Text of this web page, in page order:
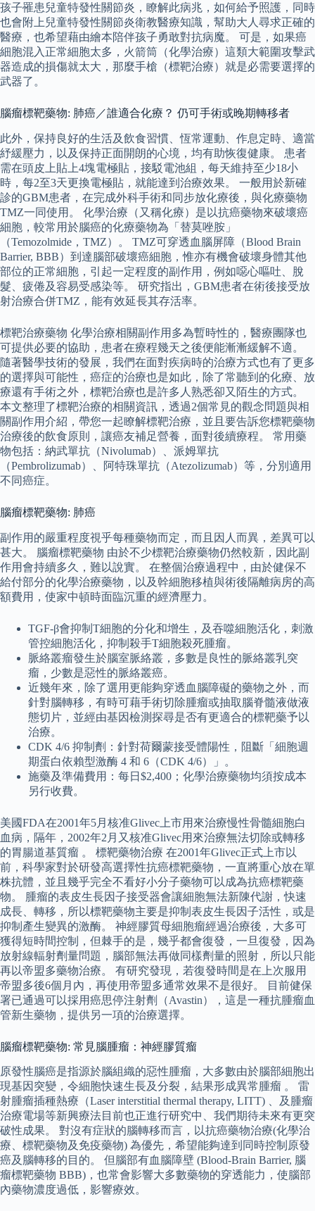
孩子罹患兒童特發性關節炎，瞭解此病兆，如何給予照護，同時
也會附上兒童特發性關節炎衛教醫療知識，幫助大人尋求正確的
醫療，也希望藉由繪本陪伴孩子勇敢對抗病魔。 可是，如果癌
細胞混入正常細胞太多，火箭筒（化學治療）這類大範圍攻擊武
器造成的損傷就太大，那麼手槍（標靶治療）就是必需要選擇的
武器了。
腦瘤標靶藥物: 肺癌／誰適合化療？ 仍可手術或晚期轉移者
此外，保持良好的生活及飲食習慣、恆常運動、作息定時、適當
紓緩壓力，以及保持正面開朗的心境，均有助恢復健康。 患者
需在頭皮上貼上4塊電極貼，接駁電池組，每天維持至少18小
時，每2至3天更換電極貼，就能達到治療效果。 一般用於新確
診的GBM患者，在完成外科手術和同步放化療後，與化療藥物
TMZ一同使用。 化學治療（又稱化療）是以抗癌藥物來破壞癌
細胞，較常用於腦癌的化療藥物為「替莫唑胺」
（Temozolmide，TMZ）。 TMZ可穿透血腦屏障（Blood Brain
Barrier, BBB）到達腦部破壞癌細胞，惟亦有機會破壞身體其他
部位的正常細胞，引起一定程度的副作用，例如噁心嘔吐、脫
髮、疲倦及容易受感染等。 研究指出，GBM患者在術後接受放
射治療合併TMZ，能有效延長其存活率。
標靶治療藥物 化學治療相關副作用多為暫時性的，醫療團隊也
可提供必要的協助，患者在療程幾天之後便能漸漸緩解不適。
隨著醫學技術的發展，我們在面對疾病時的治療方式也有了更多
的選擇與可能性，癌症的治療也是如此，除了常聽到的化療、放
療還有手術之外，標靶治療也是許多人熟悉卻又陌生的方式。
本文整理了標靶治療的相關資訊，透過2個常見的觀念問題與相
關副作用介紹，帶您一起瞭解標靶治療，並且要告訴您標靶藥物
治療後的飲食原則，讓癌友補足營養，面對後續療程。 常用藥
物包括：納武單抗（Nivolumab）、派姆單抗
（Pembrolizumab）、阿特珠單抗（Atezolizumab）等，分別適用
不同癌症。
腦瘤標靶藥物: 肺癌
副作用的嚴重程度視乎每種藥物而定，而且因人而異，差異可以
甚大。 腦瘤標靶藥物 由於不少標靶治療藥物仍然較新，因此副
作用會持續多久，難以說實。 在整個治療過程中，由於健保不
給付部分的化學治療藥物，以及幹細胞移植與術後隔離病房的高
額費用，使家中頓時面臨沉重的經濟壓力。
TGF-β會抑制T細胞的分化和增生，及吞噬細胞活化，刺激
管控細胞活化，抑制殺手T細胞殺死腫瘤。
脈絡叢瘤發生於腦室脈絡叢，多數是良性的脈絡叢乳突
瘤，少數是惡性的脈絡叢癌。
近幾年來，除了選用更能夠穿透血腦障礙的藥物之外，而
針對腦轉移，有時可藉手術切除腫瘤或抽取腦脊髓液做液
態切片，並經由基因檢測探尋是否有更適合的標靶藥予以
治療。
CDK 4/6 抑制劑：針對荷爾蒙接受體陽性，阻斷「細胞週
期蛋白依賴型激酶 4 和 6（CDK 4/6）」。
施藥及準備費用：每日$2,400；化學治療藥物均須按成本
另行收費。
美國FDA在2001年5月核准Glivec上市用來治療慢性骨髓細胞白
血病，隔年，2002年2月又核准Glivec用來治療無法切除或轉移
的胃腸道基質瘤 。 標靶藥物治療 在2001年Glivec正式上市以
前，科學家對於研發高選擇性抗癌標靶藥物，一直將重心放在單
株抗體，並且幾乎完全不看好小分子藥物可以成為抗癌標靶藥
物。 腫瘤的表皮生長因子接受器會讓細胞無法新陳代謝，快速
成長、轉移，所以標靶藥物主要是抑制表皮生長因子活性，或是
抑制產生變異的激酶。 神經膠質母細胞瘤經過治療後，大多可
獲得短時間控制，但棘手的是，幾乎都會復發，一旦復發，因為
放射線輻射劑量問題，腦部無法再做同樣劑量的照射，所以只能
再以帝盟多藥物治療。 有研究發現，若復發時間是在上次服用
帝盟多後6個月內，再使用帝盟多通常效果不是很好。 目前健保
署已通過可以採用癌思停注射劑（Avastin），這是一種抗腫瘤血
管新生藥物，提供另一項的治療選擇。
腦瘤標靶藥物: 常見腦腫瘤：神經膠質瘤
原發性腦癌是指源於腦組織的惡性腫瘤，大多數由於腦部細胞出
現基因突變，令細胞快速生長及分裂，結果形成異常腫瘤 。 雷
射腫瘤插種熱療（Laser interstitial thermal therapy, LITT) 、及腫瘤
治療電場等新興療法目前也正進行研究中、我們期待未來有更突
破性成果。 對沒有症狀的腦轉移而言，以抗癌藥物治療(化學治
療、標靶藥物及免疫藥物) 為優先，希望能夠達到同時控制原發
癌及腦轉移的目的。 但腦部有血腦障壁 (Blood-Brain Barrier, 腦
瘤標靶藥物 BBB)，也常會影響大多數藥物的穿透能力，使腦部
內藥物濃度過低，影響療效。